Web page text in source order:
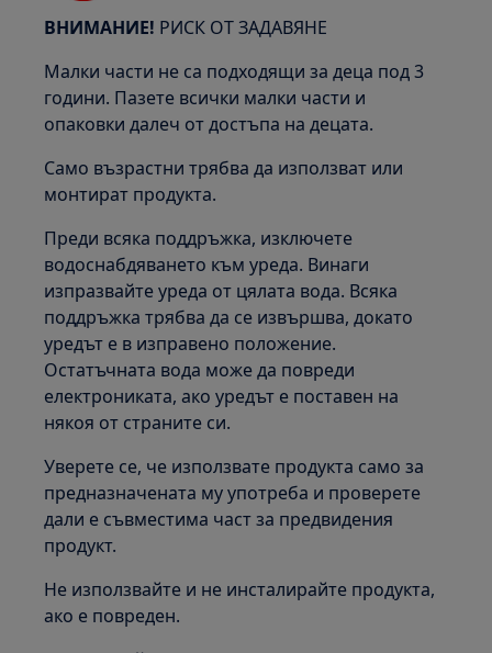
ВНИМАНИЕ! РИСК ОТ ЗАДАВЯНЕ
Малки части не са подходящи за деца под 3
години. Пазете всички малки части и
опаковки далеч от достъпа на децата.
Само възрастни трябва да използват или
монтират продукта.
Преди всяка поддръжка, изключете
водоснабдяването към уреда. Винаги
изпразвайте уреда от цялата вода. Всяка
поддръжка трябва да се извършва, докато
уредът е в изправено положение.
Остатъчната вода може да повреди
електрониката, ако уредът е поставен на
някоя от страните си.
Уверете се, че използвате продукта само за
предназначената му употреба и проверете
дали е съвместима част за предвидения
продукт.
Не използвайте и не инсталирайте продукта,
ако е повреден.